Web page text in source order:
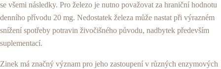
se všemi násled­ky. Pro železo je nutno považovat za hraniční hodno­tu
denního přívodu 20 mg. Nedostatek železa může nastat při výrazném
snížení spotřeby potravin živočiš­ného původu, nadbytek především
suplementací.
Zinek má značný význam pro jeho zastoupení v různých enzymových